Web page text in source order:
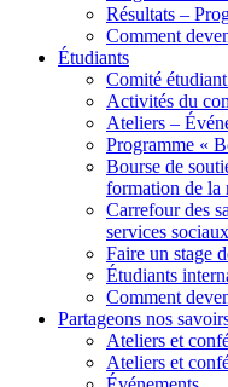
Résultats –
Comment
Étudiants
Comité
Activités du
Ateliers –
Programme «
Bourse de
formation de la
Carrefour des
services sociaux
Faire un stage
Étudiants
Comment
Partageons nos
Ateliers et
Ateliers et